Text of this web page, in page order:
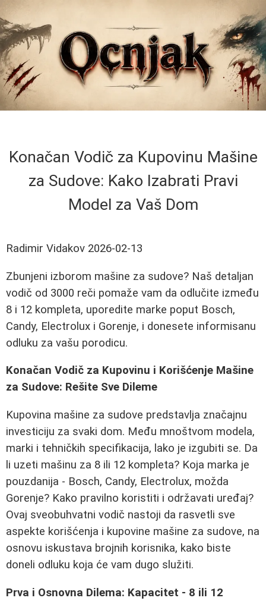
Konačan Vodič za Kupovinu Mašine
za Sudove: Kako Izabrati Pravi
Model za Vaš Dom
Radimir Vidakov 2026-02-13
Zbunjeni izborom mašine za sudove? Naš detaljan
vodič od 3000 reči pomaže vam da odlučite između
8 i 12 kompleta, uporedite marke poput Bosch,
Candy, Electrolux i Gorenje, i donesete informisanu
odluku za vašu porodicu.
Konačan Vodič za Kupovinu i Korišćenje Mašine
za Sudove: Rešite Sve Dileme
Kupovina mašine za sudove predstavlja značajnu
investiciju za svaki dom. Među mnoštvom modela,
marki i tehničkih specifikacija, lako je izgubiti se. Da
li uzeti mašinu za 8 ili 12 kompleta? Koja marka je
pouzdanija - Bosch, Candy, Electrolux, možda
Gorenje? Kako pravilno koristiti i održavati uređaj?
Ovaj sveobuhvatni vodič nastoji da rasvetli sve
aspekte korišćenja i kupovine mašine za sudove, na
osnovu iskustava brojnih korisnika, kako biste
doneli odluku koja će vam dugo služiti.
Prva i Osnovna Dilema: Kapacitet - 8 ili 12